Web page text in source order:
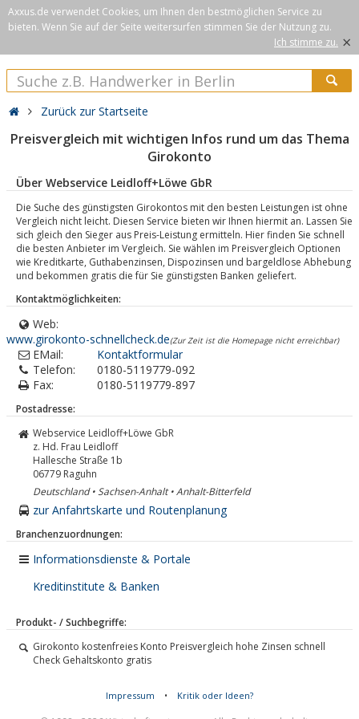
Axxus.de verwendet Cookies, um Ihnen den bestmöglichen Service zu
bieten. Wenn Sie auf der Seite weitersurfen stimmen Sie der Nutzung zu.
Ich stimme zu. ×
Zurück zur Startseite
Preisvergleich mit wichtigen Infos rund um das Thema
Girokonto
Über Webservice Leidloff+Löwe GbR
Die Suche des günstigsten Girokontos mit den besten Leistungen ist ohne
Vergleich nicht leicht. Diesen Service bieten wir Ihnen hiermit an. Lassen Sie
sich gleich den Sieger aus Preis-Leistung ermitteln. Hier finden Sie schnell
die besten Anbieter im Vergleich. Sie wählen im Preisvergleich Optionen
wie Kreditkarte, Guthabenzinsen, Dispozinsen und bargeldlose Abhebung
und bekommen gratis die für Sie günstigsten Banken geliefert.
Kontaktmöglichkeiten:
Web:
www.girokonto-schnellcheck.de(Zur Zeit ist die Homepage nicht erreichbar)
EMail:
Kontaktformular
Telefon:
0180-5119779-092
Fax:
0180-5119779-897
Postadresse:
Webservice Leidloff+Löwe GbR
z. Hd. Frau Leidloff
Hallesche Straße 1b
06779 Raguhn
Deutschland • Sachsen-Anhalt • Anhalt-Bitterfeld
zur Anfahrtskarte und Routenplanung
Branchenzuordnungen:
Informationsdienste & Portale
Kreditinstitute & Banken
Produkt- / Suchbegriffe:
Girokonto kostenfreies Konto Preisvergleich hohe Zinsen schnell
Check Gehaltskonto gratis
Impressum • Kritik oder Ideen?